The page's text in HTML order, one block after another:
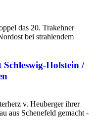
das 20. Trakehner
bei strahlendem
Holstein /
v. Heuberger ihrer
aus Schenefeld gemacht -